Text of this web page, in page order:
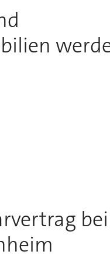
bei